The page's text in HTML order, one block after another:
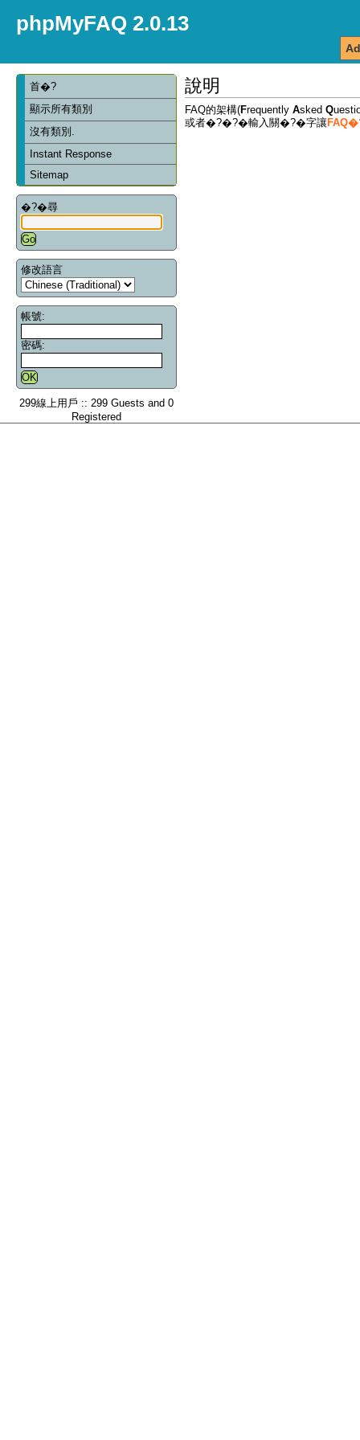
phpMyFAQ 2.0.13
首�?
顯示所有類別
沒有類別.
Instant Response
Sitemap
�?�尋
修改語言
帳號:
密碼:
299線上用戶 :: 299 Guests and 0
Registered
說明
FAQ的架構(Frequently Asked Q
或者�?�?�輸入關�?�字讓